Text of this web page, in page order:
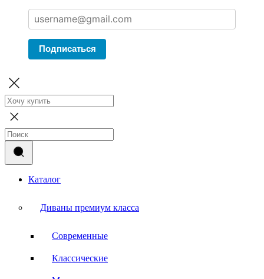
Подписаться
Каталог
Диваны премиум класса
Современные
Классические